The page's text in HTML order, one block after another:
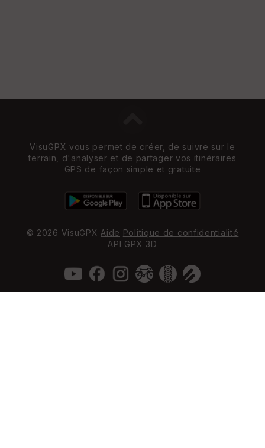
VisuGPX vous permet de créer, de suivre sur le
terrain, d'analyser et de partager vos itinéraires
GPS de façon simple et gratuite
© 2026 VisuGPX Aide Politique de confidentialité
API GPX 3D